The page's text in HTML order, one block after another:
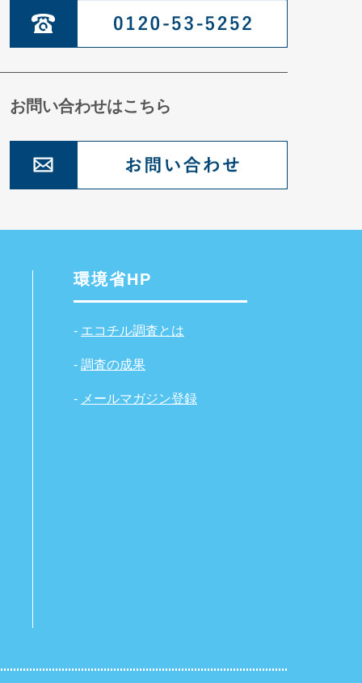
お問い合わせはこちら
環境省HP
- エコチル調査とは
- 調査の成果
- メールマガジン登録